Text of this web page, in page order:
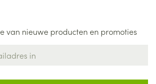
van nieuwe producten en promoties